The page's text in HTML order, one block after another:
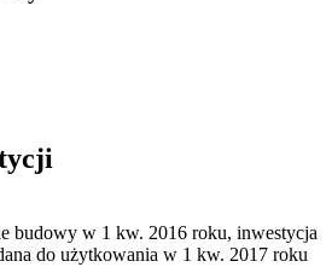
budowy w 1 kw. 2016 roku, inwestycja
do użytkowania w 1 kw. 2017 roku